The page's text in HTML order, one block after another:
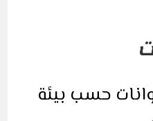
حسب بيئة